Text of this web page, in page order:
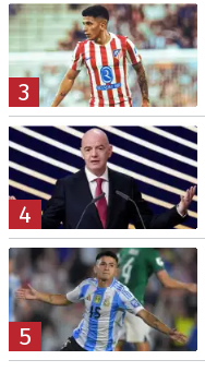
3
4
5